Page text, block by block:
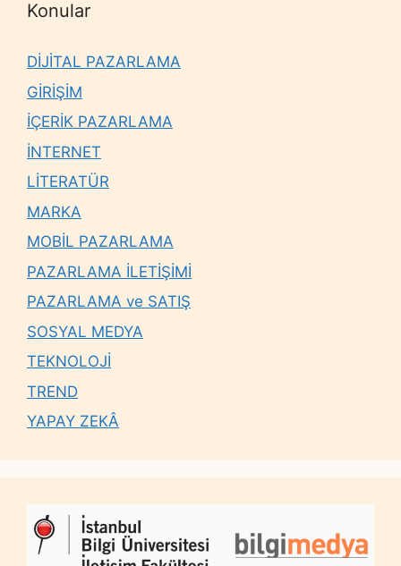
Konular
DİJİTAL PAZARLAMA
GİRİŞİM
İÇERİK PAZARLAMA
İNTERNET
LİTERATÜR
MARKA
MOBİL PAZARLAMA
PAZARLAMA İLETİŞİMİ
PAZARLAMA ve SATIŞ
SOSYAL MEDYA
TEKNOLOJİ
TREND
YAPAY ZEKÂ